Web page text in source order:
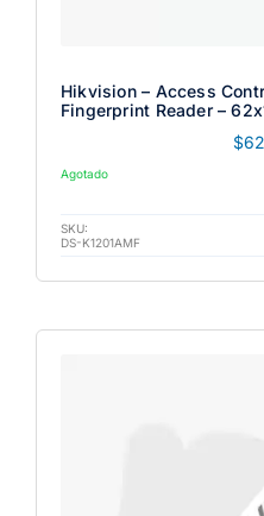
Hikvision – Access
Fingerprint Reader –
$
Agotado
SKU:
DS-K1201AMF